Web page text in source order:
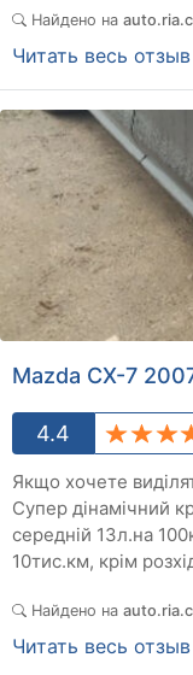
Найдено на
Читать весь отзыв
Mazda CX-7
4.4
Якщо хочете
Супер дінамічний
середній 13л.на
10тис.км, крім
Найдено на
Читать весь отзыв